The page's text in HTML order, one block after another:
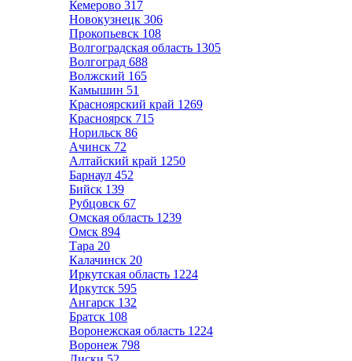
Кемерово 317
Новокузнецк 306
Прокопьевск 108
Волгоградская область 1305
Волгоград 688
Волжский 165
Камышин 51
Красноярский край 1269
Красноярск 715
Норильск 86
Ачинск 72
Алтайский край 1250
Барнаул 452
Бийск 139
Рубцовск 67
Омская область 1239
Омск 894
Тара 20
Калачинск 20
Иркутская область 1224
Иркутск 595
Ангарск 132
Братск 108
Воронежская область 1224
Воронеж 798